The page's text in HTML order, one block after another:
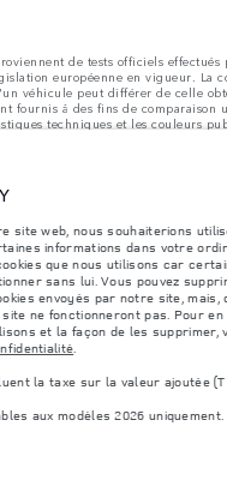
de tests officiels
européenne en vigueur. La
véhicule peut différer de celle
fournis å des fins de comparaison
techniques et les couleurs
à des spécifications de
Assurez-vous que le poids total
par essieu et la charge
chargez des accessoires, des
sur les images et les
affecte actuellement les
la disponibilité des options et
s’avère très fluctuante, et par
sur le site Web peuvent ne
actuelles en ce qui concerne
concessionnaire pour avoir
site web, nous souhaiterions
informations dans votre
que nous utilisons car
sans lui. Vous pouvez
envoyés par notre site, mais,
ne fonctionneront pas. Pour
et la façon de les supprimer,
.
la taxe sur la valeur ajoutée
aux modèles 2026 uniquement.